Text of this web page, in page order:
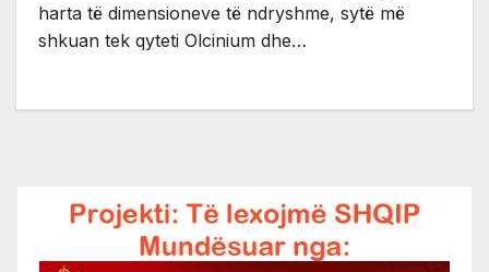
harta të dimensioneve të ndryshme, sytë më
shkuan tek qyteti Olcinium dhe…